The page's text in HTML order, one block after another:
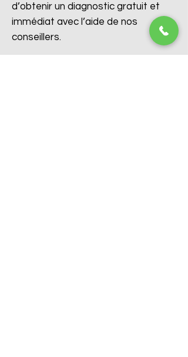
d’obtenir un diagnostic gratuit et
immédiat avec l’aide de nos
conseillers.